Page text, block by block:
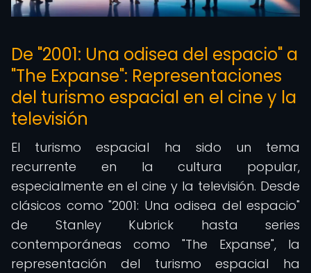
De "2001: Una odisea del espacio" a
"The Expanse": Representaciones
del turismo espacial en el cine y la
televisión
El turismo espacial ha sido un tema
recurrente en la cultura popular,
especialmente en el cine y la televisión. Desde
clásicos como "2001: Una odisea del espacio"
de Stanley Kubrick hasta series
contemporáneas como "The Expanse", la
representación del turismo espacial ha